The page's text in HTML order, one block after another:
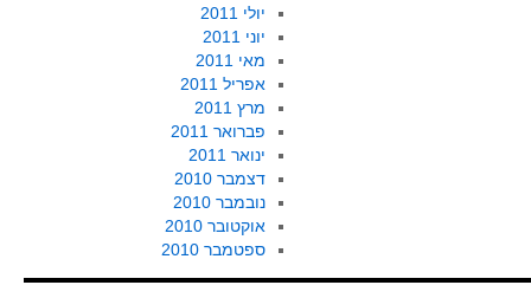
יולי 2011
יוני 2011
מאי 2011
אפריל 2011
מרץ 2011
פברואר 2011
ינואר 2011
דצמבר 2010
נובמבר 2010
אוקטובר 2010
ספטמבר 2010